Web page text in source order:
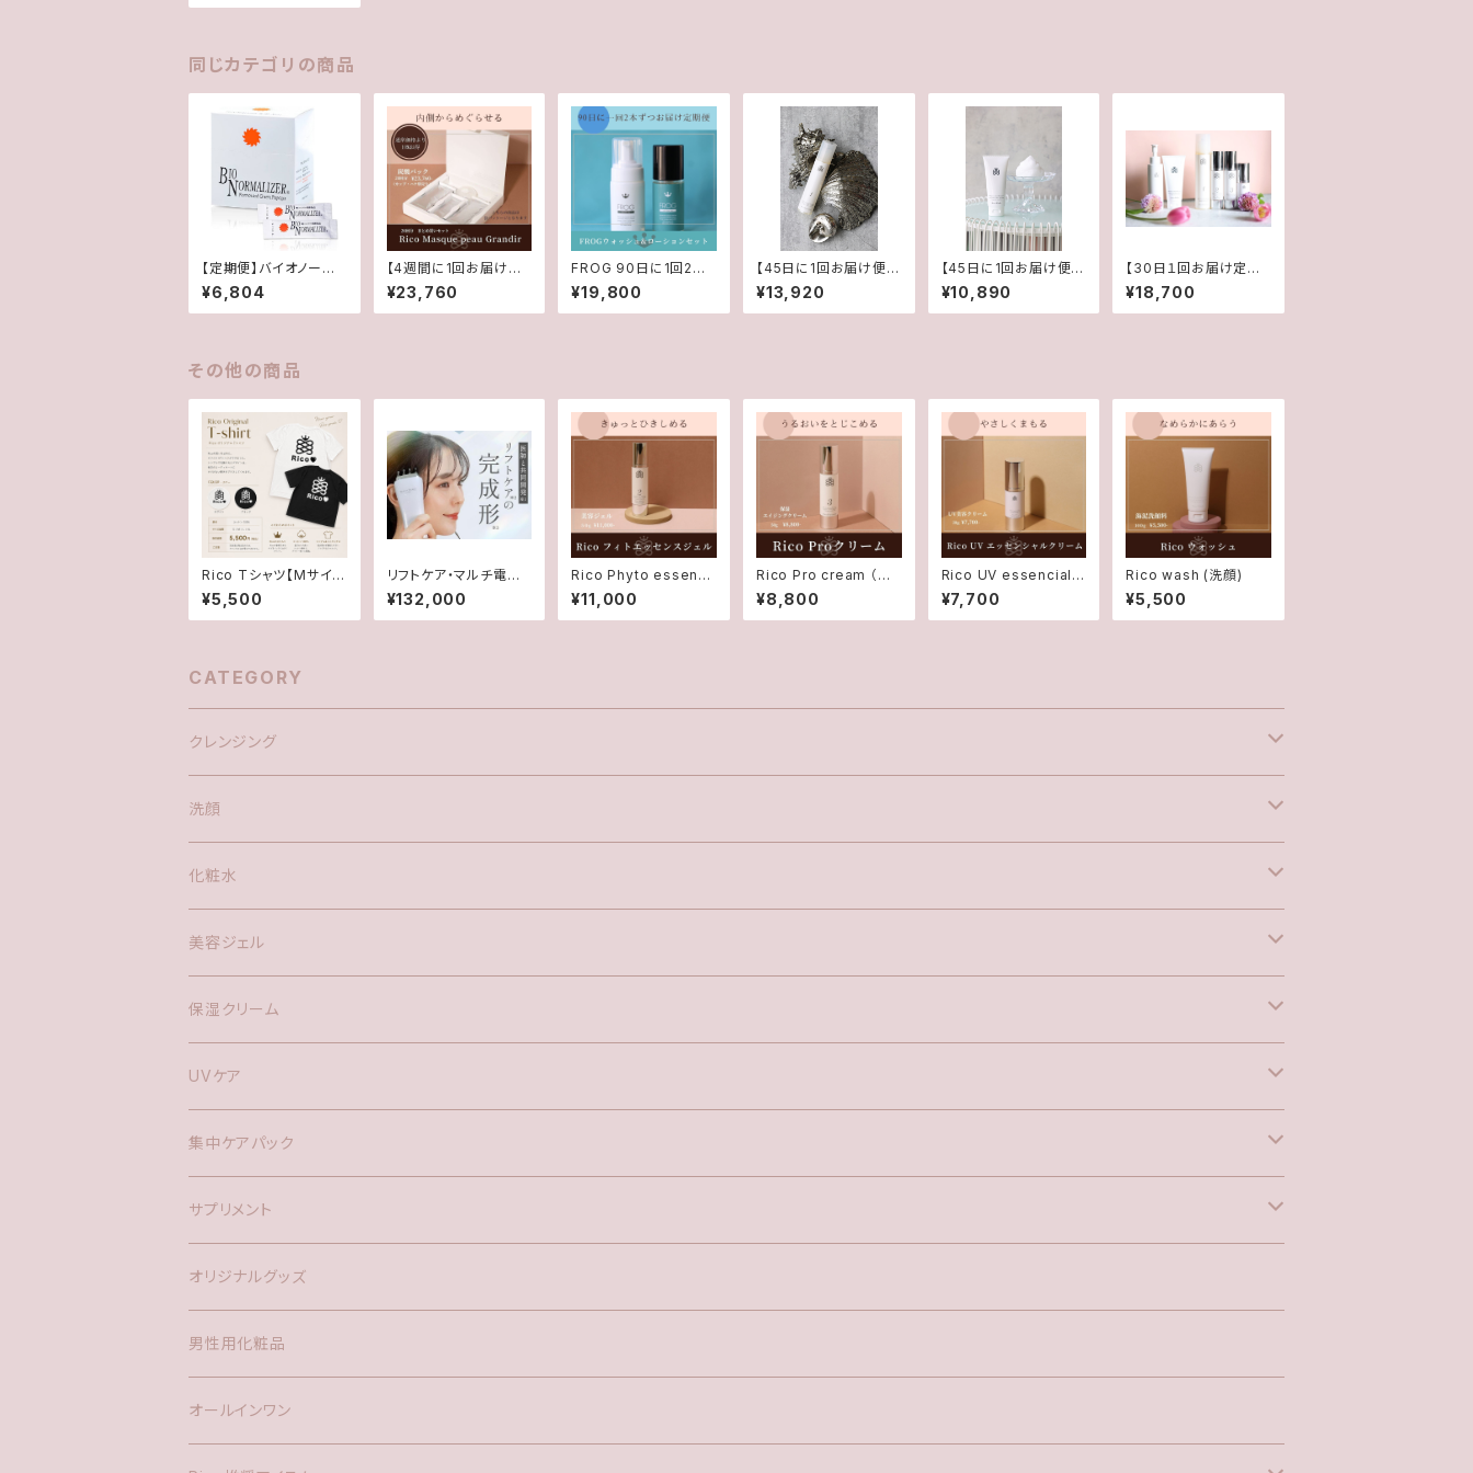
同じカテゴリの商品
【定期便】バイオノーマラ
イザー（青パパイヤ酵
素）
¥6,804
【4週間に1回お届け便】
炭酸ガスパック20回分/
送料無料定期便
¥23,760
FROG 90日に1回2本
お届け便
¥19,800
【45日に1回お届け便】
Rico Proローション＆
クリーム定期便
¥13,920
【45日に1回お届け便】
Rico ウォッシュ&ロー
ション定期便
¥10,890
【30日１回お届け定期
便】ご愛用者様3点セッ
ト
¥18,700
その他の商品
Rico Tシャツ【Mサイ
ズ・ブラック/ホワイト】
¥5,500
リフトケア・マルチ電流
美顔器【Rico推奨美顔
器】
¥132,000
Rico Phyto essence
gel（美容小顔ジェル）
¥11,000
Rico Pro cream （保
湿エイジングクリーム）
¥8,800
Rico UV essencial c
ream (日焼け止め美容
液)
¥7,700
Rico wash (洗顔)
¥5,500
CATEGORY
クレンジング
Rico クレンジング
洗顔
Rico ウォッシュ
化粧水
Rico Proローション
美容ジェル
Rico フィトエッセンスジェル
保湿クリーム
Rico Proクリーム
UVケア
Rico UVエッセンシャルクリーム
集中ケアパック
Rico 炭酸パック
サプリメント
腸活
アミノ酸
オリジナルグッズ
男性用化粧品
オールインワン